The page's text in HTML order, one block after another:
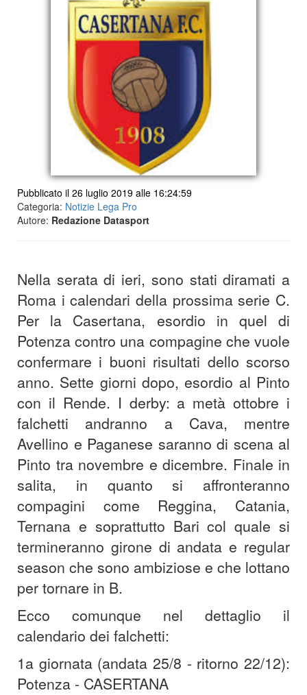
Pubblicato il 26 luglio 2019 alle 16:24:59
Categoria: Notizie Lega Pro
Autore: Redazione Datasport
Nella serata di ieri, sono stati diramati a
Roma i calendari della prossima serie C.
Per la Casertana, esordio in quel di
Potenza contro una compagine che vuole
confermare i buoni risultati dello scorso
anno. Sette giorni dopo, esordio al Pinto
con il Rende. I derby: a metà ottobre i
falchetti andranno a Cava, mentre
Avellino e Paganese saranno di scena al
Pinto tra novembre e dicembre. Finale in
salita, in quanto si affronteranno
compagini come Reggina, Catania,
Ternana e soprattutto Bari col quale si
termineranno girone di andata e regular
season che sono ambiziose e che lottano
per tornare in B.
Ecco comunque nel dettaglio il
calendario dei falchetti:
1a giornata (andata 25/8 - ritorno 22/12):
Potenza - CASERTANA